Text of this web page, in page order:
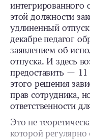
интегрированного
этой должности
удлиненный
декабре педагог
заявлением об
отпуска. И здесь
предоставить —
этого решения
прав сотрудника,
ответственности
Это не
которой регулярно